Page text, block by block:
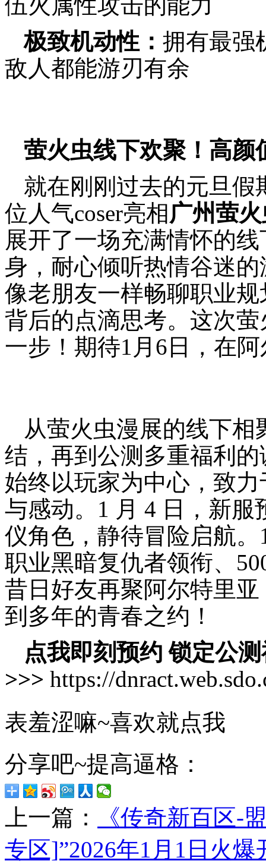
极致机动性： 拥有最强
敌人都能游刃有余
萤火虫线下欢聚！高
就在刚刚过去的元旦假
位人气coser亮相广州萤
展开了一场充满情怀的
身，耐心倾听热情谷迷
像老朋友一样畅聊职业
背后的点滴思考。这次
一步！期待1月6日，在
从萤火虫漫展的线下
结，再到公测多重福利
始终以玩家为中心，致
与感动。1 月 4 日，新
仪角色，静待冒险启航
职业黑暗复仇者领衔、
昔日好友再聚阿尔特里
到多年的青春之约！
点我即刻预约 锁定公
>>> https://
表羞涩嘛~喜欢就点我
分享吧~提高逼格：
上一篇：
《传奇新百区-
专区]”2026年1月1日火爆